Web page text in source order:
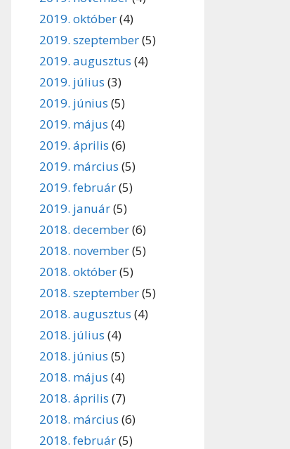
2019. október(4)
2019. szeptember(5)
2019. augusztus (4)
2019. július (3)
2019. június (5)
2019. május (4)
2019. április (6)
2019. március (5)
2019. február(5)
2019. január(5)
2018. december(6)
2018. november(5)
2018. október(5)
2018. szeptember(5)
2018. augusztus (4)
2018. július (4)
2018. június (5)
2018. május (4)
2018. április (7)
2018. március (6)
2018. február(5)